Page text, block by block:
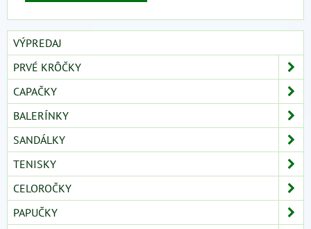
VÝPREDAJ
PRVÉ KRÔČKY
CAPAČKY
BALERÍNKY
SANDÁLKY
TENISKY
CELOROČKY
PAPUČKY